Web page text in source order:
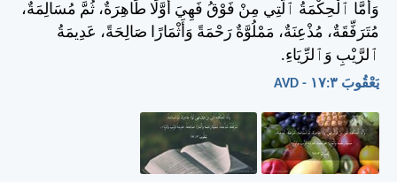
وَأَمَّا ٱلْحِكْمَةُ ٱلَّتِي مِنْ فَوْقُ فَهِيَ أَوَّلًا طَاهِرَةٌ، ثُمَّ مُسَالِمَةٌ،
مُتَرَفِّقَةٌ، مُذْعِنَةٌ، مَمْلُوَّةٌ رَحْمَةً وَأَثْمَارًا صَالِحَةً، عَدِيمَةُ
ٱلرَّيْبِ وَٱلرِّيَاءِ.
يَعْقُوبَ ٣:‏١٧ - AVD